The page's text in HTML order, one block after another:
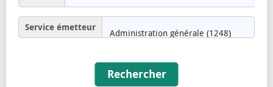
Service émetteur
Rechercher